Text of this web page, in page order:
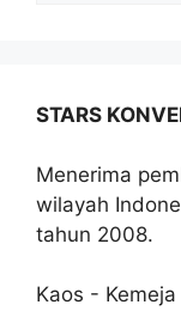
STARS
Menerima
wilayah
tahun 2008.
Kaos -